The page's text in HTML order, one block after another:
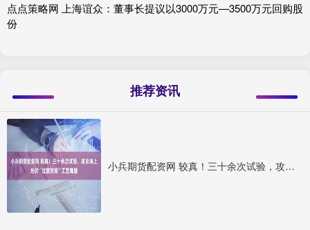
点点策略网 上海谊众：董事长提议以3000万元—3500万元回购股
份
推荐资讯
小兵期货配资网 较真！三十余次试验，攻克海上光伏“过度防腐”工艺难题